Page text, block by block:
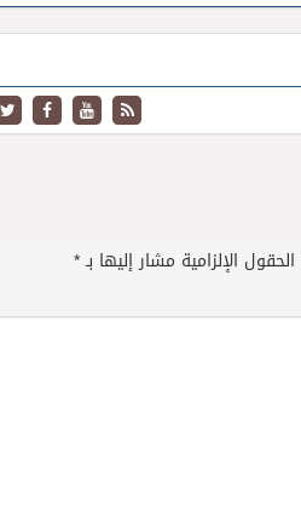
الحقول الإلزامية مشار إليها بـ*